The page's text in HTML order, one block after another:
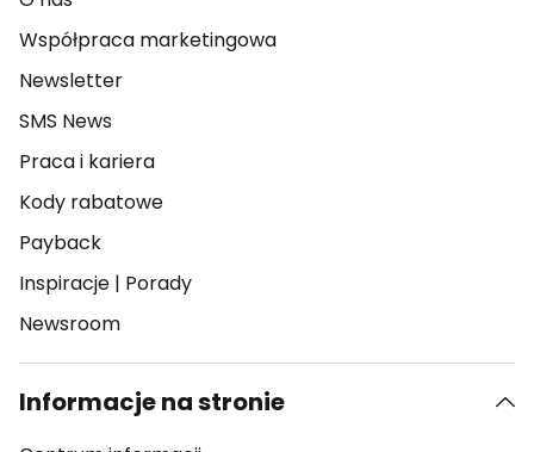
Współpraca marketingowa
Newsletter
SMS News
Praca i kariera
Kody rabatowe
Payback
Inspiracje | Porady
Newsroom
Informacje na stronie